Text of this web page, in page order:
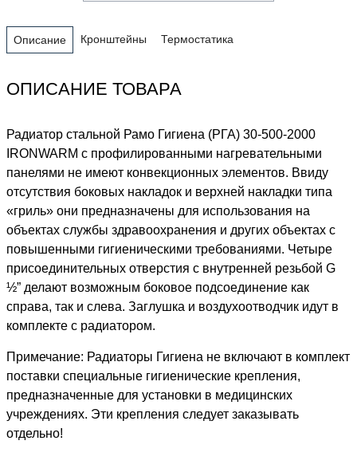
Описание Кронштейны Термостатика
ОПИСАНИЕ ТОВАРА
Радиатор стальной Рамо Гигиена (РГА) 30-500-2000
IRONWARM с профилированными нагревательными
панелями не имеют конвекционных элементов. Ввиду
отсутствия боковых накладок и верхней накладки типа
«гриль» они предназначены для использования на
объектах службы здравоохранения и других объектах с
повышенными гигиеническими требованиями. Четыре
присоединительных отверстия с внутренней резьбой G
½” делают возможным боковое подсоединение как
справа, так и слева. Заглушка и воздухоотводчик идут в
комплекте с радиатором.
Примечание: Радиаторы Гигиена не включают в комплект
поставки специальные гигиенические крепления,
предназначенные для установки в медицинских
учреждениях. Эти крепления следует заказывать
отдельно!